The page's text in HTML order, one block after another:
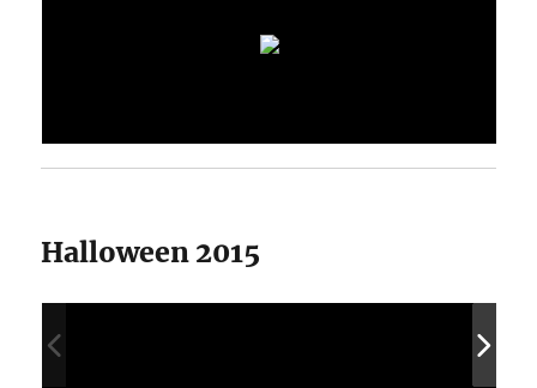
Halloween 2015